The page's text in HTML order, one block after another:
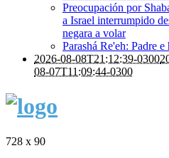
Preocupación por
a Israel interrumpido
negara a volar
Parashá Re'eh: Padre e
2026-08-08T21:12:39-0300
08-07T11:09:44-0300
728 x 90